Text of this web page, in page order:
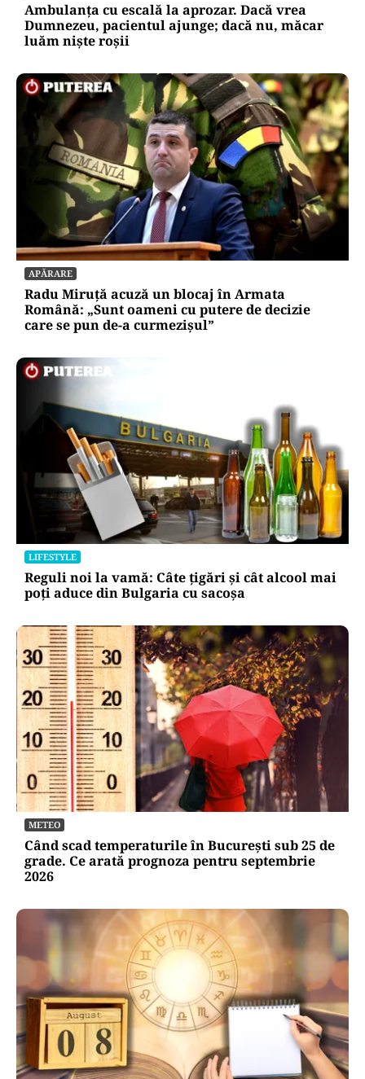
Ambulanța cu escală la aprozar. Dacă vrea
Dumnezeu, pacientul ajunge; dacă nu, măcar
luăm niște roșii
APĂRARE
Radu Miruță acuză un blocaj în Armata
Română: „Sunt oameni cu putere de decizie
care se pun de-a curmezișul”
LIFESTYLE
Reguli noi la vamă: Câte țigări și cât alcool mai
poți aduce din Bulgaria cu sacoșa
METEO
Când scad temperaturile în București sub 25 de
grade. Ce arată prognoza pentru septembrie
2026